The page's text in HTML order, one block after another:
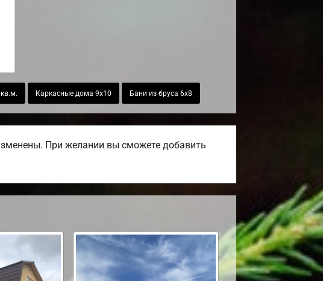
Каркасные дома 9х10 Бани из бруса 6х8
При желании вы сможете добавить